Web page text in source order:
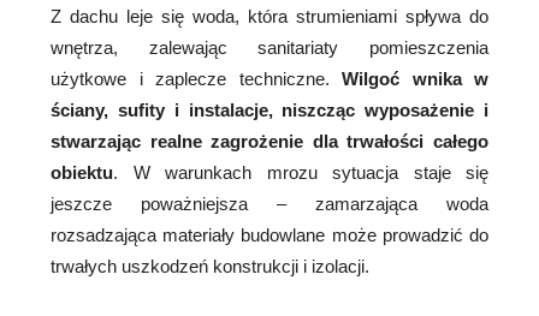
Z dachu leje się woda, która strumieniami spływa do
wnętrza, zalewając sanitariaty pomieszczenia
użytkowe i zaplecze techniczne. Wilgoć wnika w
ściany, sufity i instalacje, niszcząc wyposażenie i
stwarzając realne zagrożenie dla trwałości całego
obiektu. W warunkach mrozu sytuacja staje się
jeszcze poważniejsza – zamarzająca woda
rozsadzająca materiały budowlane może prowadzić do
trwałych uszkodzeń konstrukcji i izolacji.